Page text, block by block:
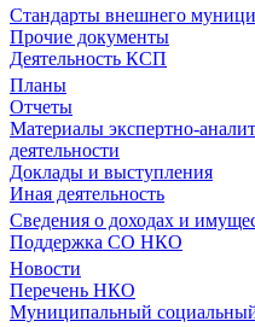
Стандарты внешнего
Прочие документы
Деятельность КСП
Планы
Отчеты
Материалы экспертно-
деятельности
Доклады и выступления
Иная деятельность
Сведения о доходах и
Поддержка СО НКО
Новости
Перечень НКО
Муниципальный